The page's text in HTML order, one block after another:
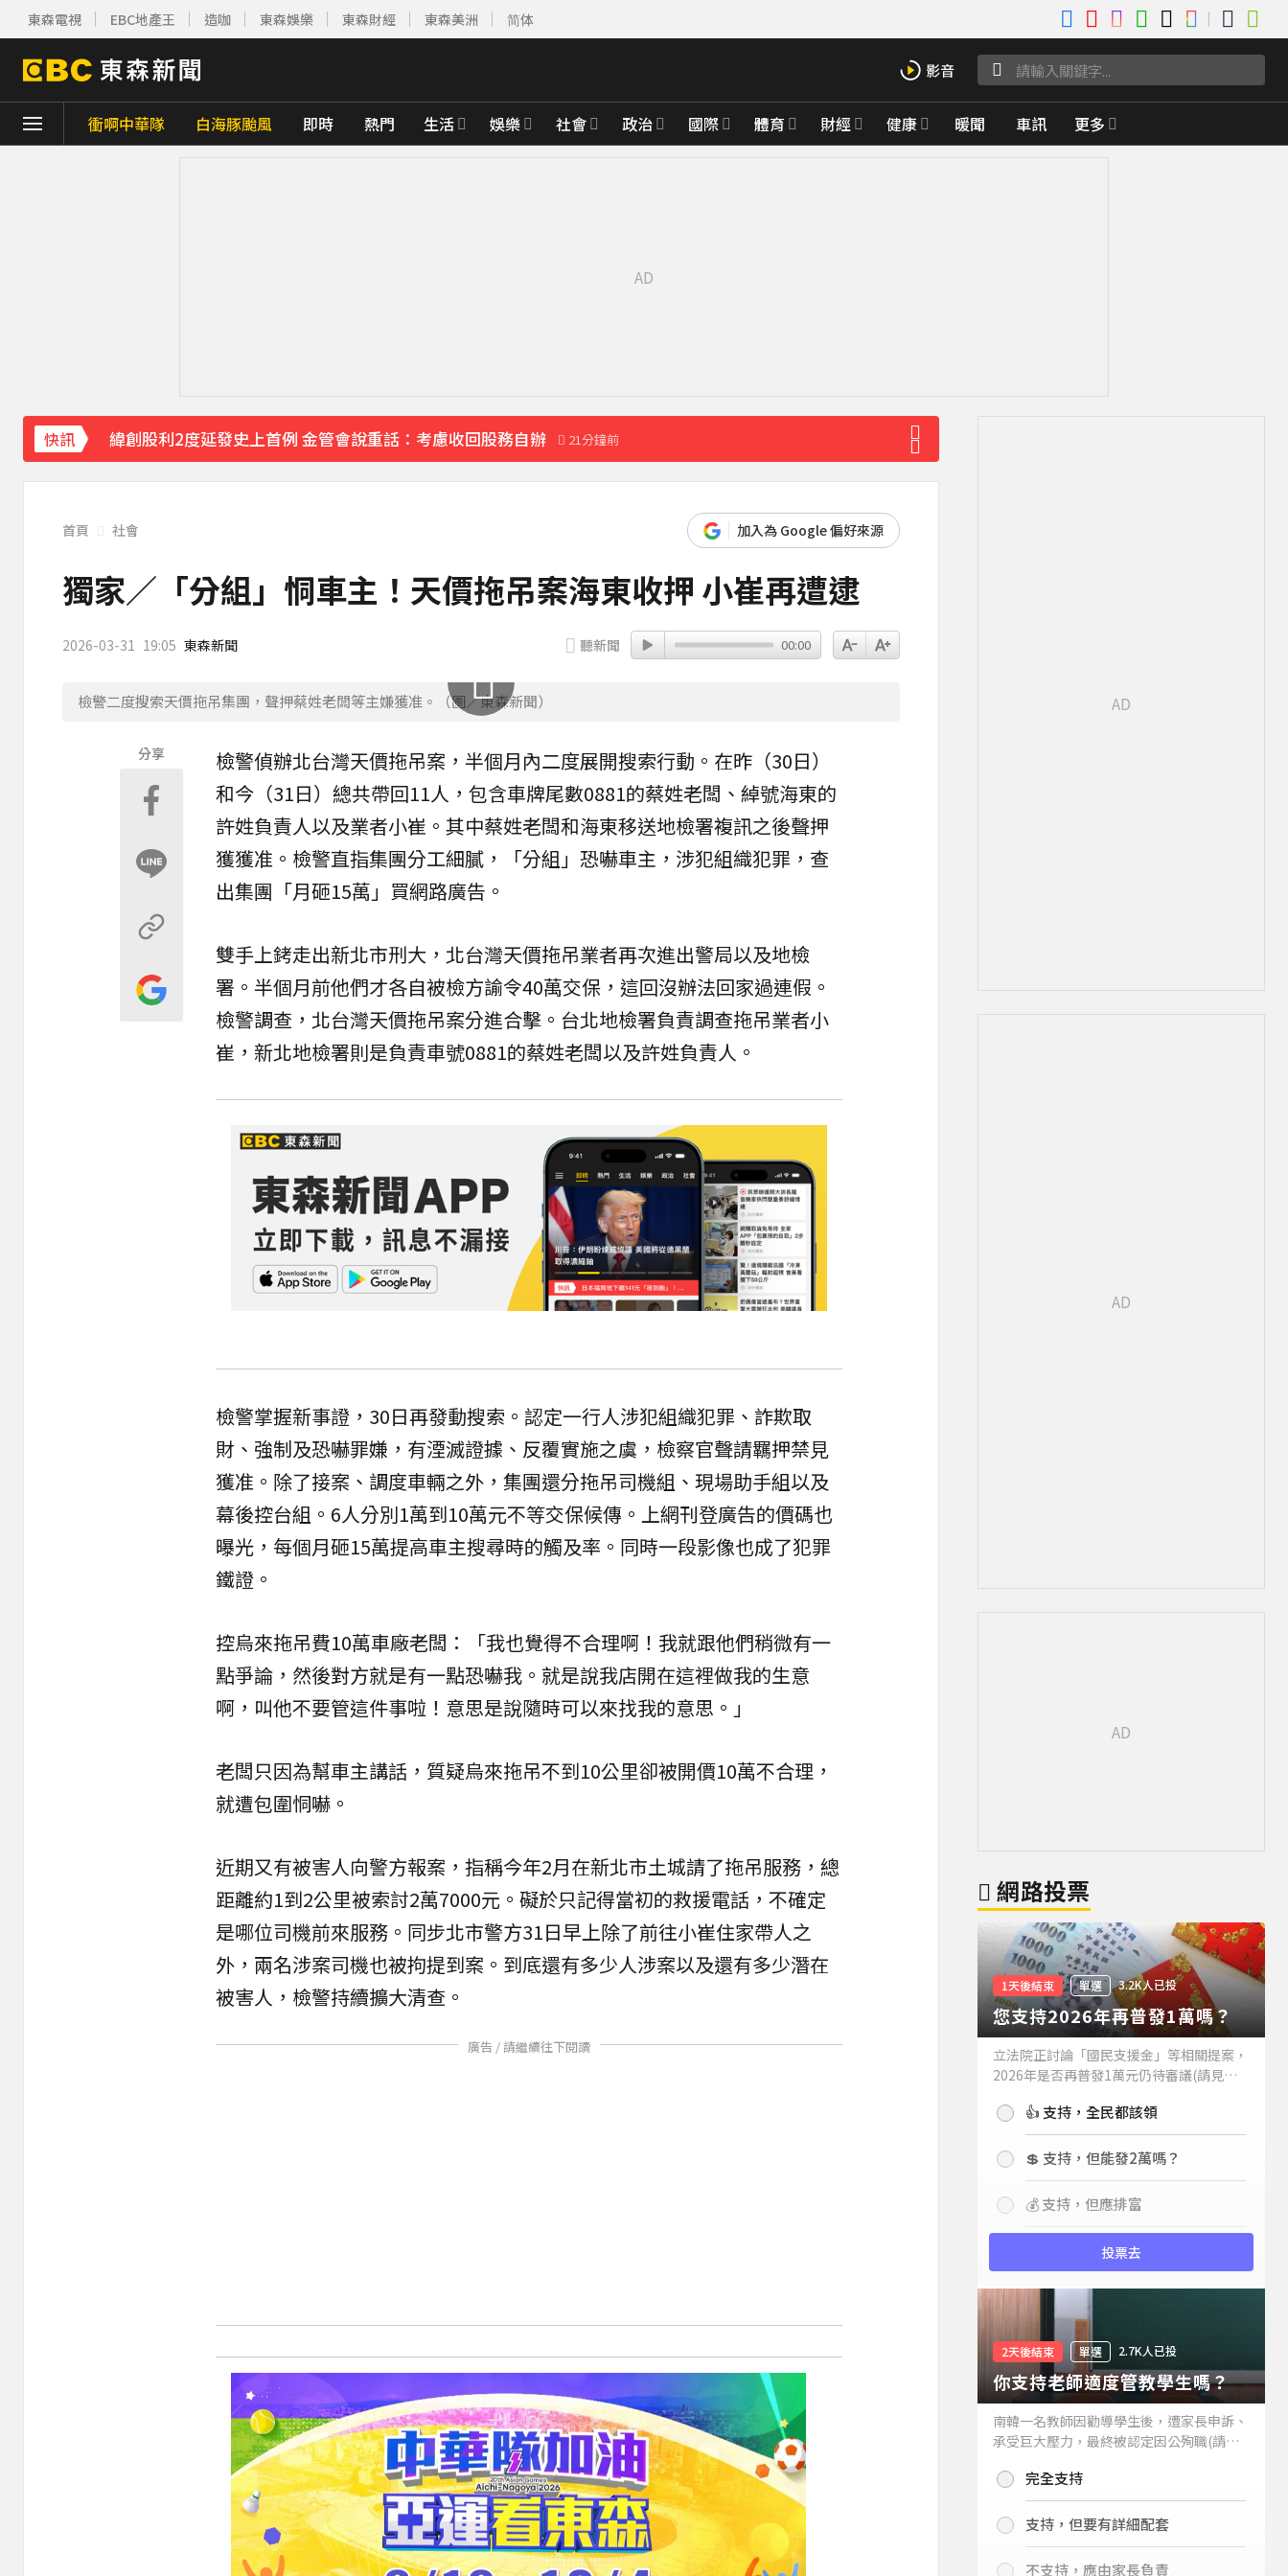
東森電視 EBC地產王 造咖 東森娛樂 東森財經 東森美洲 简体
衝啊中華隊 白海豚颱風 即時 熱門 生活 娛樂 社會 政治 國際 體育 財經 健康 暖聞 車訊 更多
快訊 緯創股利2度延發史上首例 金管會說重話：考慮收回股務自辦 21分鐘前
行政院院區一早停電 原因找到了 44分鐘前
《理財達人秀》X 安聯投信免費講座報名中！搶先卡位 2027
97萬網紅「肥大叔」驟逝！2天前才開直播 最後身影曝光粉鼻酸
今立秋拚轉運！命理師點名「6生肖」：把握黃金7天
首頁 社會 加入為 Google 偏好來源
獨家／「分組」恫車主！天價拖吊案海東收押 小崔再遭逮
2026-03-31 19:05 東森新聞 聽新聞 00:00
檢警二度搜索天價拖吊集團，聲押蔡姓老闆等主嫌獲准。（圖／東森新聞）
分享 檢警偵辦北台灣天價拖吊案，半個月內二度展開搜索行動。在昨（30日）
和今（31日）總共帶回11人，包含車牌尾數0881的蔡姓老闆、綽號海東的
許姓負責人以及業者小崔 。其中蔡姓老闆和海東移送地檢署複訊之後聲押
獲獲准。檢警直指集團分工細膩，「分組」恐嚇車主，涉犯組織犯罪，查
出集團「月砸15萬」買網路廣告 。
雙手上銬走出新北市刑大，北台灣天價拖吊業者再次進出警局以及地檢
署。半個月前他們才各自被檢方諭令40萬交保，這回沒辦法回家過連假。
檢警調查，北台灣天價拖吊案分進合擊。台北地檢署負責調查拖吊業者小
崔，新北地檢署則是負責車號0881的蔡姓老闆以及許姓負責人。
檢警掌握新事證，30日再發動搜索。認定一行人涉犯組織犯罪、詐欺取
財、強制及恐嚇罪嫌，有湮滅證據、反覆實施之虞，檢察官聲請羈押禁見
獲准。除了接案、調度車輛之外，集團還分拖吊司機組、現場助手組以及
幕後控台組。6人分別1萬到10萬元不等交保候傳。上網刊登廣告的價碼也
曝光，每個月砸15萬提高車主搜尋時的觸及率。同時一段影像也成了犯罪
鐵證。
控烏來拖吊費10萬車廠老闆：「我也覺得不合理啊！我就跟他們稍微有一
點爭論，然後對方就是有一點恐嚇我。就是說我店開在這裡做我的生意
啊，叫他不要管這件事啦！意思是說隨時可以來找我的意思。」
老闆只因為幫車主講話，質疑烏來拖吊不到10公里卻被開價10萬不合理，
就遭包圍恫嚇。
近期又有被害人向警方報案，指稱今年2月在新北市土城請了拖吊服務，總
距離約1到2公里被索討2萬7000元。礙於只記得當初的救援電話，不確定
是哪位司機前來服務。同步北市警方31日早上除了前往小崔住家帶人之
外，兩名涉案司機也被拘提到案。到底還有多少人涉案以及還有多少潛在
被害人，檢警持續擴大清查。
廣告 / 請繼續往下閱讀
網路投票
1天後結束 單選 3.2K人已投
您支持2026年再普發1萬嗎？
立法院正討論「國民支援金」等相關提案，
2026年是否再普發1萬元仍待審議(請見下
持嗎？👍 支持，全民都該領
💲 支持，但能發2萬嗎？
💰 支持，但應排富
投票去
2天後結束 單選 2.7K人已投
你支持老師適度管教學生嗎？
南韓一名教師因勸導學生後，遭家長申訴、
承受巨大壓力，最終被認定因公殉職(請見
你支持老師適度管教學生嗎？
完全支持
支持，但要有詳細配套
不支持，應由家長負責